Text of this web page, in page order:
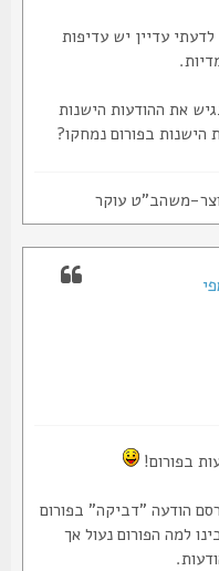
עדיין יש עדיפות
ההודעות הישנות
בפורום נמחקו?
עוקר
"דביקה" בפורום
הפורום נעול אך